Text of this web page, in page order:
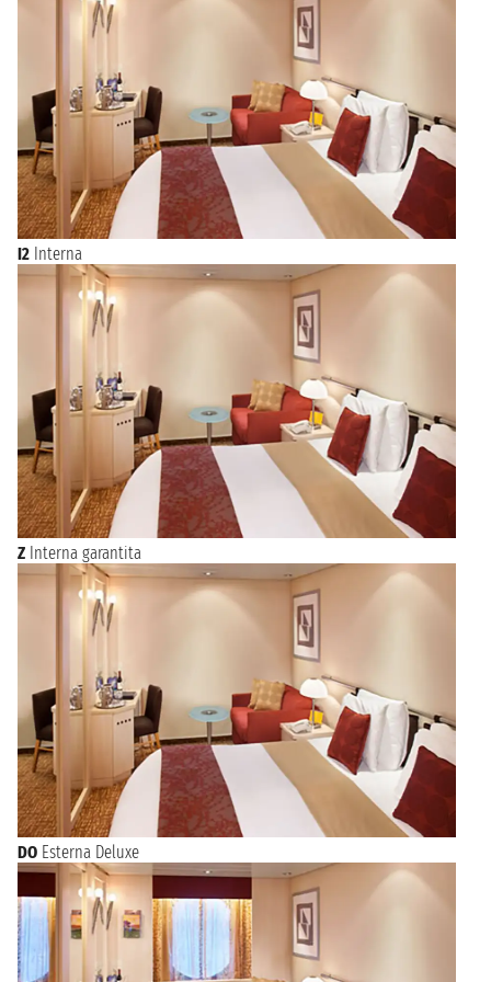
I2 Interna
Z Interna garantita
DO Esterna Deluxe